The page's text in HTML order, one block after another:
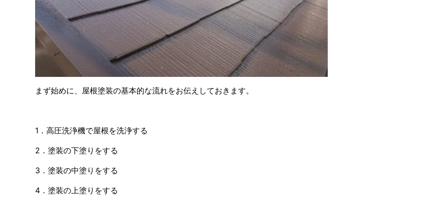
まず始めに、屋根塗装の基本的な流れをお伝えしておきます。
1．高圧洗浄機で屋根を洗浄する
2．塗装の下塗りをする
3．塗装の中塗りをする
4．塗装の上塗りをする